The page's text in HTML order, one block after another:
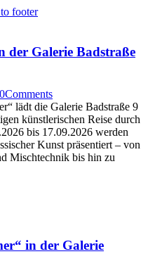
footer
der Galerie Badstraße
0Comments
lädt die Galerie Badstraße 9
künstlerischen Reise durch
bis 17.09.2026 werden
Kunst präsentiert – von
Mischtechnik bis hin zu
in der Galerie